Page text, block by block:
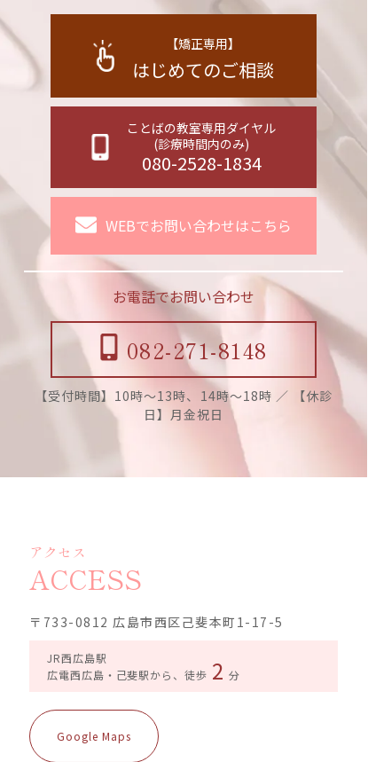
【矯正専用】
はじめてのご相談
ことばの教室専用ダイヤル
(診療時間内のみ)
080-2528-1834
WEBでお問い合わせはこちら
お電話でお問い合わせ
082-271-8148
【受付時間】10時〜13時、14時〜18時 ／ 【休診
日】月金祝日
アクセス
ACCESS
〒733-0812 広島市西区己斐本町1-17-5
JR西広島駅
広電西広島・己斐駅から、徒歩 2 分
Google Maps